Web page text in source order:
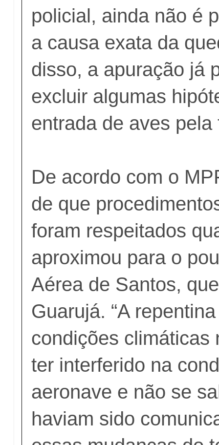
policial, ainda não é
a causa exata da
disso, a apuração já
excluir algumas
entrada de aves pela
De acordo com o
de que
foram respeitados
aproximou para o
Aérea de Santos,
Guarujá. “A
condições climáticas
ter interferido na
aeronave e não se
haviam sido